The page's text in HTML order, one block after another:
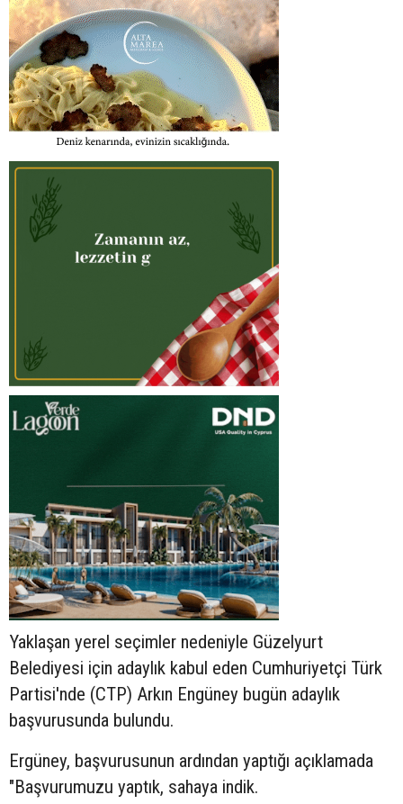
Yaklaşan yerel seçimler nedeniyle Güzelyurt
Belediyesi için adaylık kabul eden Cumhuriyetçi Türk
Partisi'nde (CTP) Arkın Engüney bugün adaylık
başvurusunda bulundu.
Ergüney, başvurusunun ardından yaptığı açıklamada
"Başvurumuzu yaptık, sahaya indik.